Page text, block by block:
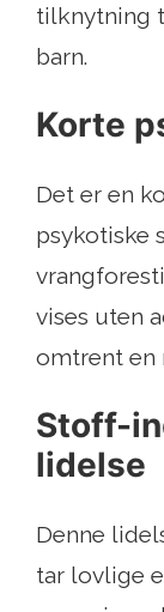
tilknytning
barn.
Korte
Det er en
psykotiske
vises uten
omtrent en
Stoff-
lidelse
Denne
tar lovlige